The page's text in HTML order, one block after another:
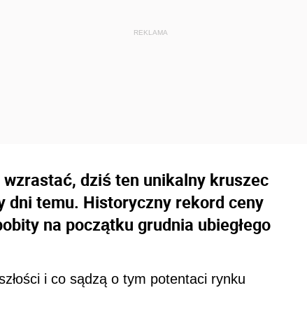
wzrastać, dziś ten unikalny kruszec
dni temu. Historyczny rekord ceny
na początku grudnia ubiegłego
i co sądzą o tym potentaci rynku